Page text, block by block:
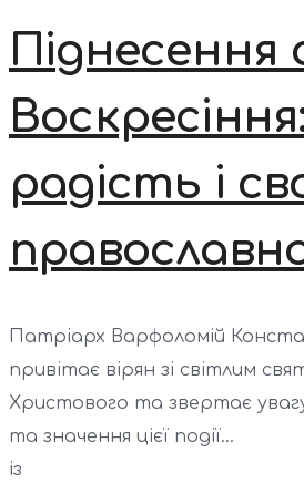
Піднесення
радість і
Патріарх Варфоломій
привітає вірян зі світлим
Христового та звертає
та значення цієї події...
із